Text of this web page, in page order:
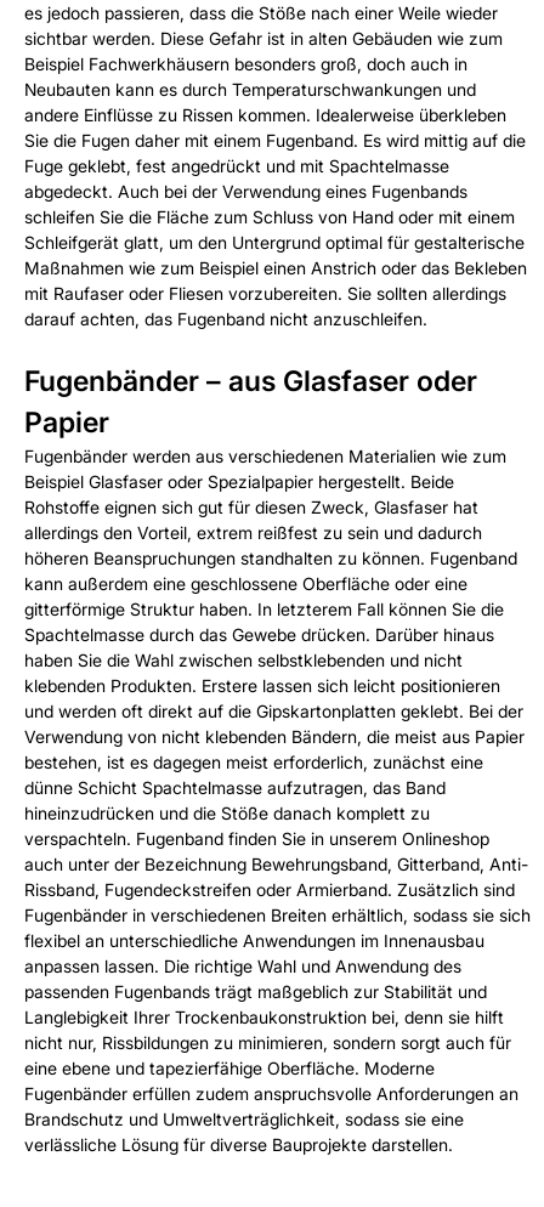
es jedoch passieren, dass die Stöße nach einer Weile wieder
sichtbar werden. Diese Gefahr ist in alten Gebäuden wie zum
Beispiel Fachwerkhäusern besonders groß, doch auch in
Neubauten kann es durch Temperaturschwankungen und
andere Einflüsse zu Rissen kommen. Idealerweise überkleben
Sie die Fugen daher mit einem Fugenband. Es wird mittig auf die
Fuge geklebt, fest angedrückt und mit Spachtelmasse
abgedeckt. Auch bei der Verwendung eines Fugenbands
schleifen Sie die Fläche zum Schluss von Hand oder mit einem
Schleifgerät glatt, um den Untergrund optimal für gestalterische
Maßnahmen wie zum Beispiel einen Anstrich oder das Bekleben
mit Raufaser oder Fliesen vorzubereiten. Sie sollten allerdings
darauf achten, das Fugenband nicht anzuschleifen.
Fugenbänder – aus Glasfaser oder
Papier
Fugenbänder werden aus verschiedenen Materialien wie zum
Beispiel Glasfaser oder Spezialpapier hergestellt. Beide
Rohstoffe eignen sich gut für diesen Zweck, Glasfaser hat
allerdings den Vorteil, extrem reißfest zu sein und dadurch
höheren Beanspruchungen standhalten zu können. Fugenband
kann außerdem eine geschlossene Oberfläche oder eine
gitterförmige Struktur haben. In letzterem Fall können Sie die
Spachtelmasse durch das Gewebe drücken. Darüber hinaus
haben Sie die Wahl zwischen selbstklebenden und nicht
klebenden Produkten. Erstere lassen sich leicht positionieren
und werden oft direkt auf die Gipskartonplatten geklebt. Bei der
Verwendung von nicht klebenden Bändern, die meist aus Papier
bestehen, ist es dagegen meist erforderlich, zunächst eine
dünne Schicht Spachtelmasse aufzutragen, das Band
hineinzudrücken und die Stöße danach komplett zu
verspachteln. Fugenband finden Sie in unserem Onlineshop
auch unter der Bezeichnung Bewehrungsband, Gitterband, Anti-
Rissband, Fugendeckstreifen oder Armierband. Zusätzlich sind
Fugenbänder in verschiedenen Breiten erhältlich, sodass sie sich
flexibel an unterschiedliche Anwendungen im Innenausbau
anpassen lassen. Die richtige Wahl und Anwendung des
passenden Fugenbands trägt maßgeblich zur Stabilität und
Langlebigkeit Ihrer Trockenbaukonstruktion bei, denn sie hilft
nicht nur, Rissbildungen zu minimieren, sondern sorgt auch für
eine ebene und tapezierfähige Oberfläche. Moderne
Fugenbänder erfüllen zudem anspruchsvolle Anforderungen an
Brandschutz und Umweltverträglichkeit, sodass sie eine
verlässliche Lösung für diverse Bauprojekte darstellen.